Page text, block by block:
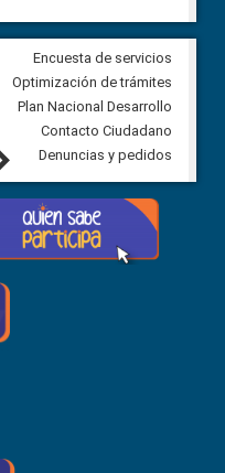
Veeduría para vigilar los
derivados de la Audiencia
comunidad Urbina, parroquia
Carolina
5 agosto, 2026
Next
Encuesta de servicios
Optimización de trámites
Plan Nacional Desarrollo
Contacto Ciudadano
Denuncias y pedidos